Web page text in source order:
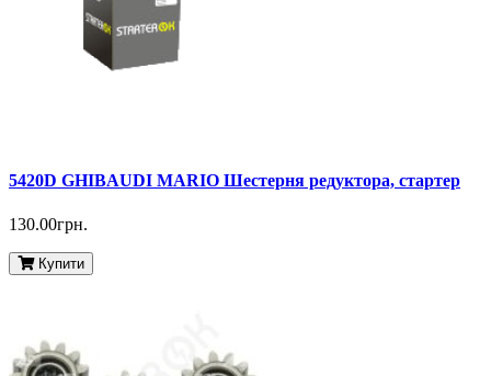
5420D GHIBAUDI MARIO Шестерня редуктора, стартер
130.00грн.
Купити